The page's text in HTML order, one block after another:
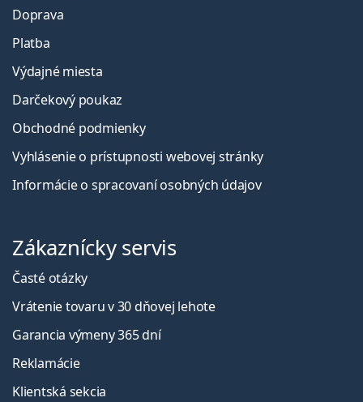
Doprava
Platba
Výdajné miesta
Darčekový poukaz
Obchodné podmienky
Vyhlásenie o prístupnosti webovej stránky
Informácie o spracovaní osobných údajov
Zákaznícky servis
Časté otázky
Vrátenie tovaru v 30 dňovej lehote
Garancia výmeny 365 dní
Reklamácie
Klientská sekcia